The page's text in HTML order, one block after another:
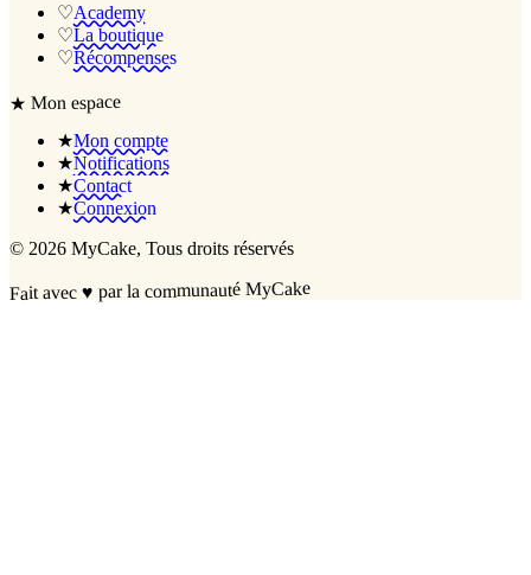
♡Academy
♡La boutique
♡Récompenses
★Mon espace
★Mon compte
★Notifications
★Contact
★Connexion
© 2026 MyCake, Tous droits réservés
Fait avec♥ par la communauté MyCake